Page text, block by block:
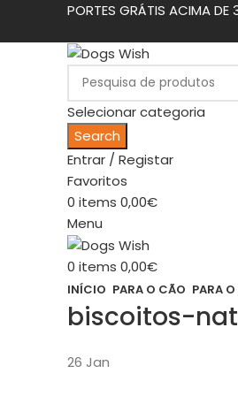
PORTES GRÁTIS ACIMA
Selecionar categoria
Search
Entrar / Registar
Favoritos
0 items 0,00€
Menu
0 items 0,00€
INÍCIO PARA O CÃO PARA
biscoitos-
26 Jan